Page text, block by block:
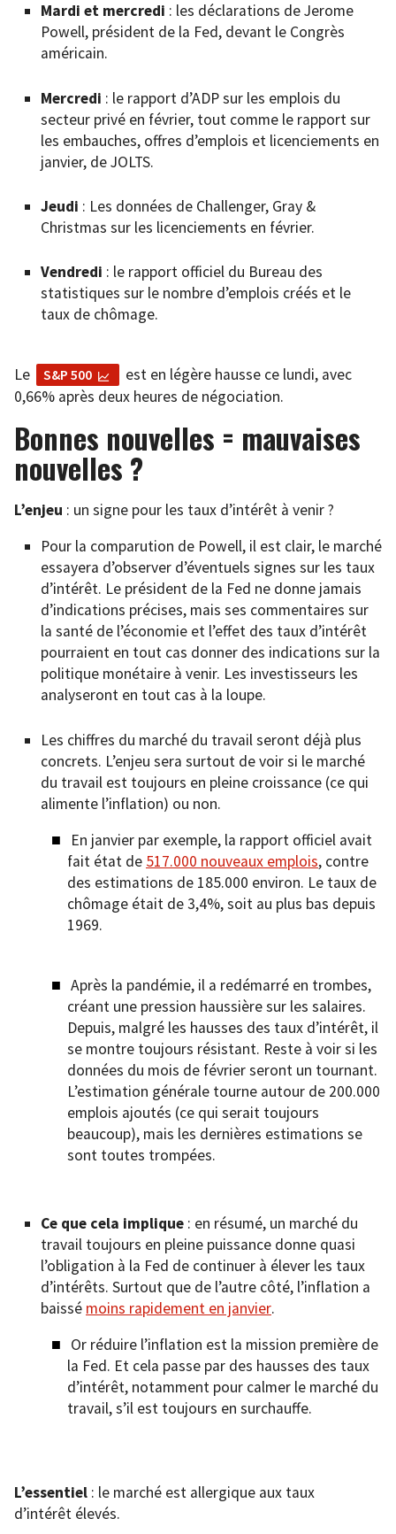
Mardi et mercredi : les déclarations de Jerome
Powell, président de la Fed, devant le Congrès
américain.
Mercredi : le rapport d’ADP sur les emplois du
secteur privé en février, tout comme le rapport sur
les embauches, offres d’emplois et licenciements en
janvier, de JOLTS.
Jeudi : Les données de Challenger, Gray &
Christmas sur les licenciements en février.
Vendredi : le rapport officiel du Bureau des
statistiques sur le nombre d’emplois créés et le
taux de chômage.
Le S&P 500
est en légère hausse ce lundi, avec
0,66% après deux heures de négociation.
Bonnes nouvelles = mauvaises
nouvelles ?
L’enjeu : un signe pour les taux d’intérêt à venir ?
Pour la comparution de Powell, il est clair, le marché
essayera d’observer d’éventuels signes sur les taux
d’intérêt. Le président de la Fed ne donne jamais
d’indications précises, mais ses commentaires sur
la santé de l’économie et l’effet des taux d’intérêt
pourraient en tout cas donner des indications sur la
politique monétaire à venir. Les investisseurs les
analyseront en tout cas à la loupe.
Les chiffres du marché du travail seront déjà plus
concrets. L’enjeu sera surtout de voir si le marché
du travail est toujours en pleine croissance (ce qui
alimente l’inflation) ou non.
En janvier par exemple, la rapport officiel avait
fait état de 517.000 nouveaux emplois, contre
des estimations de 185.000 environ. Le taux de
chômage était de 3,4%, soit au plus bas depuis
1969.
Après la pandémie, il a redémarré en trombes,
créant une pression haussière sur les salaires.
Depuis, malgré les hausses des taux d’intérêt, il
se montre toujours résistant. Reste à voir si les
données du mois de février seront un tournant.
L’estimation générale tourne autour de 200.000
emplois ajoutés (ce qui serait toujours
beaucoup), mais les dernières estimations se
sont toutes trompées.
Ce que cela implique : en résumé, un marché du
travail toujours en pleine puissance donne quasi
l’obligation à la Fed de continuer à élever les taux
d’intérêts. Surtout que de l’autre côté, l’inflation a
baissé moins rapidement en janvier.
Or réduire l’inflation est la mission première de
la Fed. Et cela passe par des hausses des taux
d’intérêt, notamment pour calmer le marché du
travail, s’il est toujours en surchauffe.
L’essentiel : le marché est allergique aux taux
d’intérêt élevés.